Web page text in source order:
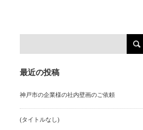
最近の投稿
神戸市の企業様の社内壁画のご依頼
(タイトルなし)